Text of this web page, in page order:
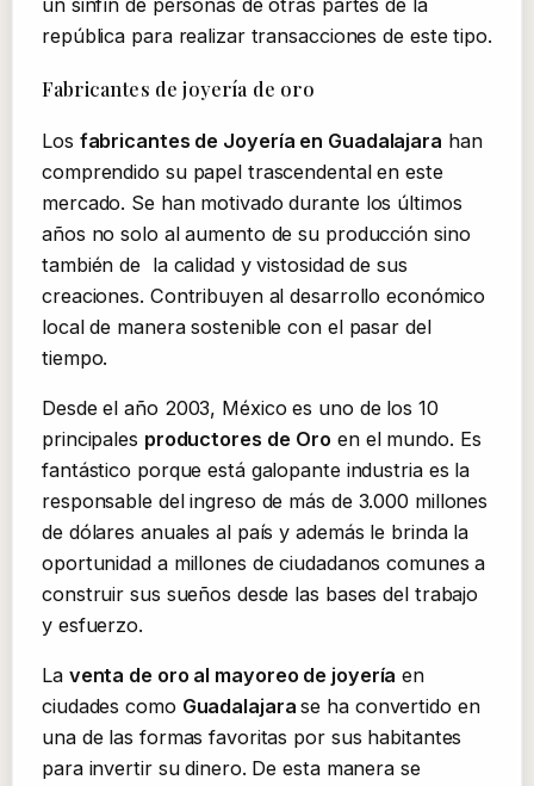
un sinfín de personas de otras partes de la
república para realizar transacciones de este tipo.
Fabricantes de joyería de oro
Los fabricantes de Joyería en Guadalajara han
comprendido su papel trascendental en este
mercado. Se han motivado durante los últimos
años no solo al aumento de su producción sino
también de la calidad y vistosidad de sus
creaciones. Contribuyen al desarrollo económico
local de manera sostenible con el pasar del
tiempo.
Desde el año 2003, México es uno de los 10
principales productores de Oro en el mundo. Es
fantástico porque está galopante industria es la
responsable del ingreso de más de 3.000 millones
de dólares anuales al país y además le brinda la
oportunidad a millones de ciudadanos comunes a
construir sus sueños desde las bases del trabajo
y esfuerzo.
La venta de oro al mayoreo de joyería en
ciudades como Guadalajarase ha convertido en
una de las formas favoritas por sus habitantes
para invertir su dinero. De esta manera se